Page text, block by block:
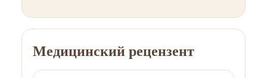
Медицинский рецензент